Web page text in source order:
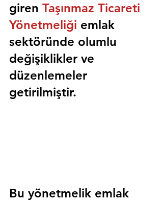
giren Taşınmaz Ticareti
Yönetmeliği emlak
sektöründe olumlu
değişiklikler ve
düzenlemeler
getirilmiştir.
Bu yönetmelik emlak